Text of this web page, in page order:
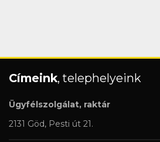
Címeink, telephelyeink
Ügyfélszolgálat, raktár
2131 Göd, Pesti út 21.